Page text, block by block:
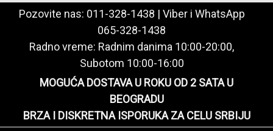
Pozovite nas: 011-328-1438 | Viber i WhatsApp
065-328-1438
Radno vreme: Radnim danima 10:00-20:00,
Subotom 10:00-16:00
MOGUĆA DOSTAVA U ROKU OD 2 SATA U
BEOGRADU
BRZA I DISKRETNA ISPORUKA ZA CELU SRBIJU